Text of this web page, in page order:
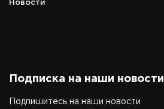
Новости
Подписка на наши новости
Подпишитесь на наши новости